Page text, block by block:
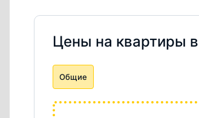
Цены на квартиры
Общие